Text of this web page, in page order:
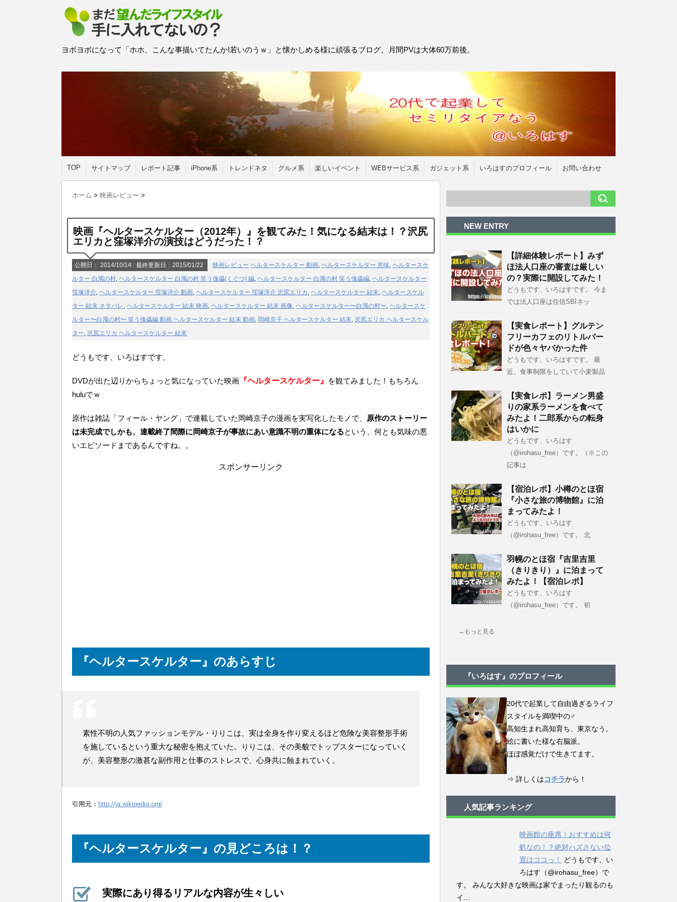
ヨボヨボになって「ホホ、こんな事描いてたんか!若いのうｗ」と懐かしめる様に頑張るブログ。月間PVは大体60万前後。
TOP サイトマップ レポート記事 iPhone系 トレンドネタ グルメ系 楽しいイベント WEBサービス系 ガジェット系 いろはすのプロフィール お問い合わせ
ホーム > 映画レビュー >
映画『ヘルタースケルター（2012年）』を観てみた！気になる結末は！？沢尻
エリカと窪塚洋介の演技はどうだった！？
公開日： 2014/10/14 : 最終更新日：2015/01/22 映画レビュー ヘルタースケルター 動画, ヘルタースケルター 意味, ヘルタースケ
ルター 白濁の村, ヘルタースケルター 白濁の村 笑う傀儡(くぐつ) 編, ヘルタースケルター 白濁の村 笑う傀儡編, ヘルタースケルター
窪塚洋介, ヘルタースケルター 窪塚洋介 動画, ヘルタースケルター 窪塚洋介 沢尻エリカ , ヘルタースケルター 結末, ヘルタースケル
ター 結末 ネタバレ, ヘルタースケルター 結末 映画, ヘルタースケルター 結末 画像, ヘルタースケルター〜白濁の村〜, ヘルタースケ
ルター〜白濁の村〜 笑う傀儡編 動画 ヘルタースケルター 結末 動画, 岡崎京子 ヘルタースケルター 結末, 沢尻エリカ ヘルタースケル
ター, 沢尻エリカ ヘルタースケルター 結末
どうもです、いろはすです。
DVDが出た辺りからちょっと気になっていた映画 『ヘルタースケルター』
を観てみました！もちろん
huluでｗ
原作は雑誌「フィール・ヤング」で連載していた岡崎京子の漫画を実写化したモノで、
原作のストーリー
は未完成でしかも、連載終了間際に岡崎京子が事故にあい意識不明の重体になるという、何とも気味の悪
いエピソードまであるんですね。。
スポンサーリンク
『ヘルタースケルター』のあらすじ
素性不明の人気ファッションモデル・りりこは、実は全身を作り変えるほど危険な美容整形手術
を施しているという重大な秘密を抱えていた。りりこは、その美貌でトップスターになっていく
が、美容整形の激甚な副作用と仕事のストレスで、心身共に蝕まれていく。
引用元： http://ja.wikipedia.org/
『ヘルタースケルター』の見どころは！？
実際にあり得るリアルな内容が生々しい
NEW ENTRY
【詳細体験レポート】みず
ほ法人口座の審査は厳しい
の？実際に開設してみた！
どうもです、いろはすです。 今ま
では法人口座は住信SBIネッ
【実食レポート】グルテン
フリーカフェのリトルバー
ドが色々ヤバかった件
どうもです、いろはすです。 最
近、食事制限をしていて小麦製品
【実食レポ】ラーメン男盛
りの家系ラーメンを食べて
みたよ！二郎系からの転身
はいかに
どうもです、いろはす
（@irohasu_free）です。（※この
記事は
【宿泊レポ】小樽のとほ宿
『小さな旅の博物館』に泊
まってみたよ！
どうもです、いろはす
（@irohasu_free）です。 北
羽幌のとほ宿『吉里吉里
（きりきり）』に泊まって
みたよ！【宿泊レポ】
どうもです、いろはす
（@irohasu_free）です。 初
→もっと見る
『いろはす』のプロフィール
20代で起業して自由過ぎるライフ
スタイルを満喫中の♂
高知生まれ高知育ち、東京なう。
絵に書いた様な右脳派。
ほぼ感覚だけで生きてます。
⇒ 詳しくはコチラから！
人気記事ランキング
映画館の座席！おすすめは何
処なの！？絶対ハズさない位
置はココっ！
どうもです、い
ろはす（@irohasu_free）で
す。 みんな大好きな映画は家でまったり観るのも
イ...